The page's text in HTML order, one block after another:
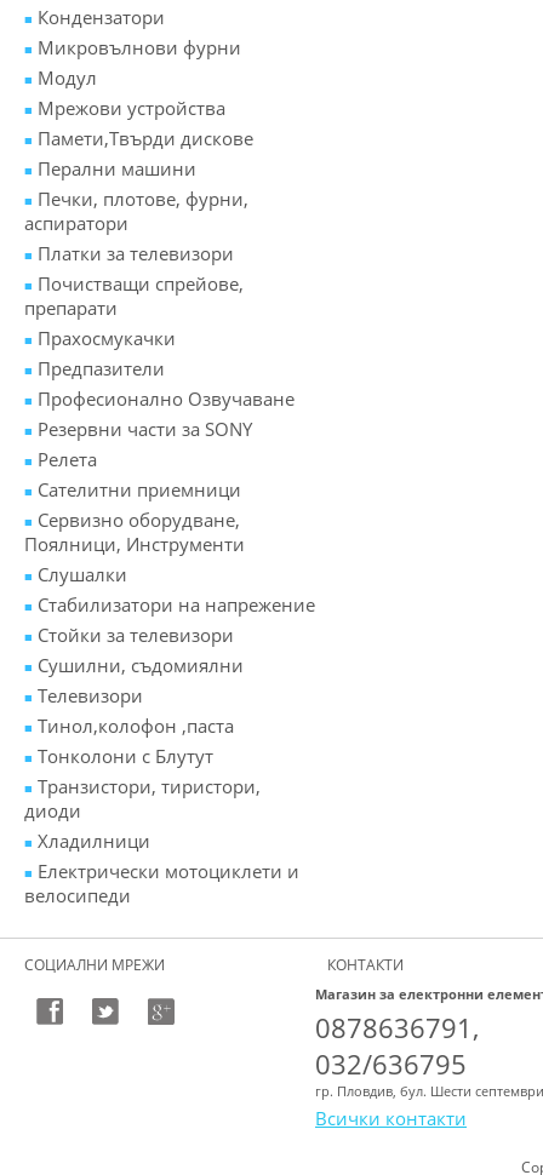
Кондензатори
Микровълнови фурни
Модул
Мрежови устройства
Памети,Твърди дискове
Перални машини
Печки, плотове, фурни,
аспиратори
Платки за телевизори
Почистващи спрейове,
препарати
Прахосмукачки
Предпазители
Професионално Озвучаване
Резервни части за SONY
Релета
Сателитни приемници
Сервизно оборудване,
Поялници, Инструменти
Слушалки
Стабилизатори на напрежение
Стойки за телевизори
Сушилни, съдомиялни
Телевизори
Тинол,колофон ,паста
Тонколони с Блутут
Транзистори, тиристори,
диоди
Хладилници
Електрически мотоциклети и
велосипеди
СОЦИАЛНИ МРЕЖИ КОНТАКТИ
Магазин за електронни
0878636791,
032/636795
гр. Пловдив, бул. Шести
Всички контакти